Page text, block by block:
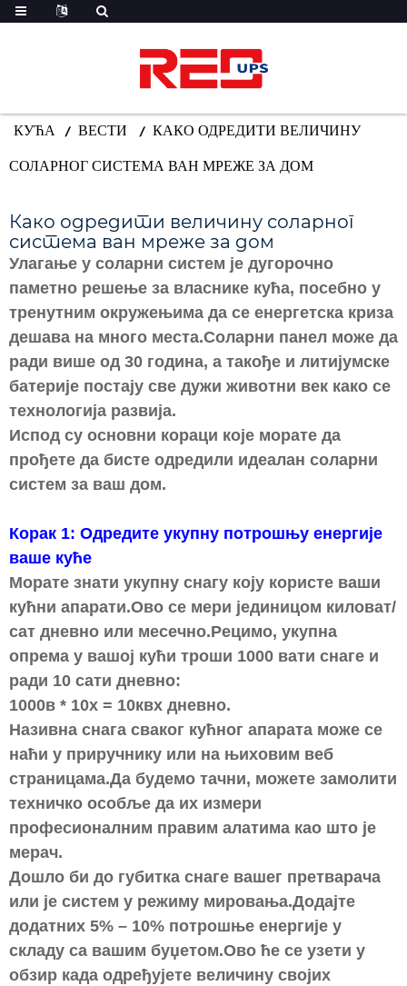
КУЋА ВЕСТИ КАКО ОДРЕДИТИ ВЕЛИЧИНУ
СОЛАРНОГ СИСТЕМА ВАН МРЕЖЕ ЗА ДОМ
Како одредити величину соларног
система ван мреже за дом
Улагање у соларни систем је дугорочно
паметно решење за власнике кућа, посебно у
тренутним окружењима да се енергетска криза
дешава на много места.Соларни панел може да
ради више од 30 година, а такође и литијумске
батерије постају све дужи животни век како се
технологија развија.
Испод су основни кораци које морате да
прођете да бисте одредили идеалан соларни
систем за ваш дом.
Корак 1: Одредите укупну потрошњу енергије
ваше куће
Морате знати укупну снагу коју користе ваши
кућни апарати.Ово се мери јединицом киловат/
сат дневно или месечно.Рецимо, укупна
опрема у вашој кући троши 1000 вати снаге и
ради 10 сати дневно:
1000в * 10х = 10квх дневно.
Називна снага сваког кућног апарата може се
наћи у приручнику или на њиховим веб
страницама.Да будемо тачни, можете замолити
техничко особље да их измери
професионалним правим алатима као што је
мерач.
Дошло би до губитка снаге вашег претварача
или је систем у режиму мировања.Додајте
додатних 5% – 10% потрошње енергије у
складу са вашим буџетом.Ово ће се узети у
обзир када одређујете величину својих